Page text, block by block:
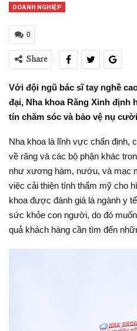
DOANH NGHIỆP
0
Share
Với đội ngũ bác sĩ tay nghề
đại, Nha khoa Răng Xinh
tín chăm sóc và bảo vệ nụ
Nha khoa là lĩnh vực chẩn định,
về răng và các bộ phận khác
như xương hàm, nướu, và mạc
việc cải thiện tính thẩm mỹ cho
khoa được đánh giá là ngành y
sức khỏe con người, do đó
quả khách hàng cần tìm đến